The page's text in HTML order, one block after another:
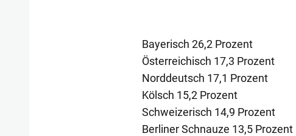
Bayerisch 26,2 Prozent
Österreichisch 17,3 Prozent
Norddeutsch 17,1 Prozent
Kölsch 15,2 Prozent
Schweizerisch 14,9 Prozent
Berliner Schnauze 13,5 Prozent